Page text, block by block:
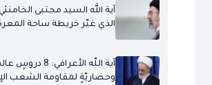
آية الله السيد مجتبى
الذي غيّر خريطة ساحة
آية اللّه الأعرافي: 8
وحضاريّةٍ لمقاومة الشعب